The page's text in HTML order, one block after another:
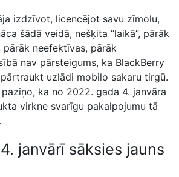
izdzīvot, licencējot savu zīmolu,
šādā veidā, nešķita “laikā”, pārāk
pārāk neefektīvas, pārāk
nav pārsteigums, ka BlackBerry
uzlādi mobilo sakaru tirgū.
ka no 2022. gada 4. janvāra
virkne svarīgu pakalpojumu tā
janvārī sāksies jauns